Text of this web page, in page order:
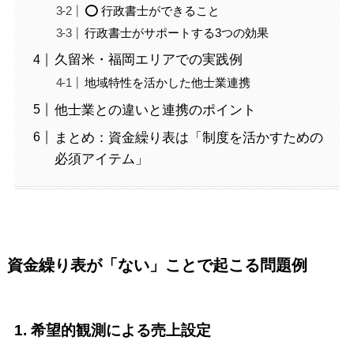
⭕ 行政書士ができること
行政書士がサポートする3つの効果
久留米・福岡エリアでの実践例
地域特性を活かした他士業連携
他士業との違いと連携のポイント
まとめ：資金繰り表は「制度を活かすための
必須アイテム」
資金繰り表が「ない」ことで起こる問題例
1. 希望的観測による売上設定